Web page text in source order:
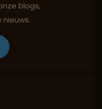
cultuur en milieu
blogs,